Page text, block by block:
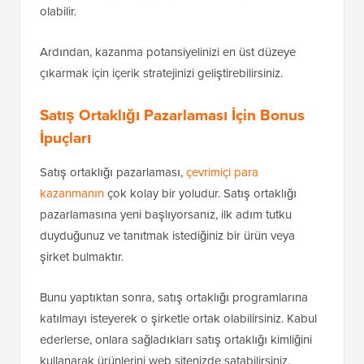
olabilir.
Ardından, kazanma potansiyelinizi en üst düzeye
çıkarmak için içerik stratejinizi geliştirebilirsiniz.
Satış Ortaklığı Pazarlaması İçin Bonus
İpuçları
Satış ortaklığı pazarlaması,çevrimiçi para
kazanmanınçok kolay bir yoludur. Satış ortaklığı
pazarlamasına yeni başlıyorsanız, ilk adım tutku
duyduğunuz ve tanıtmak istediğiniz bir ürün veya
şirket bulmaktır.
Bunu yaptıktan sonra, satış ortaklığı programlarına
katılmayı isteyerek o şirketle ortak olabilirsiniz. Kabul
ederlerse, onlara sağladıkları satış ortaklığı kimliğini
kullanarak ürünlerini web sitenizde satabilirsiniz.